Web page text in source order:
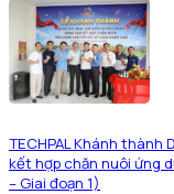
TECHPAL Khánh thành
kết hợp chăn nuôi ứng
– Giai đoạn 1)